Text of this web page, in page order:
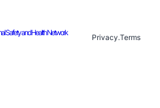
Safety and Health Network
Privacy.Terms